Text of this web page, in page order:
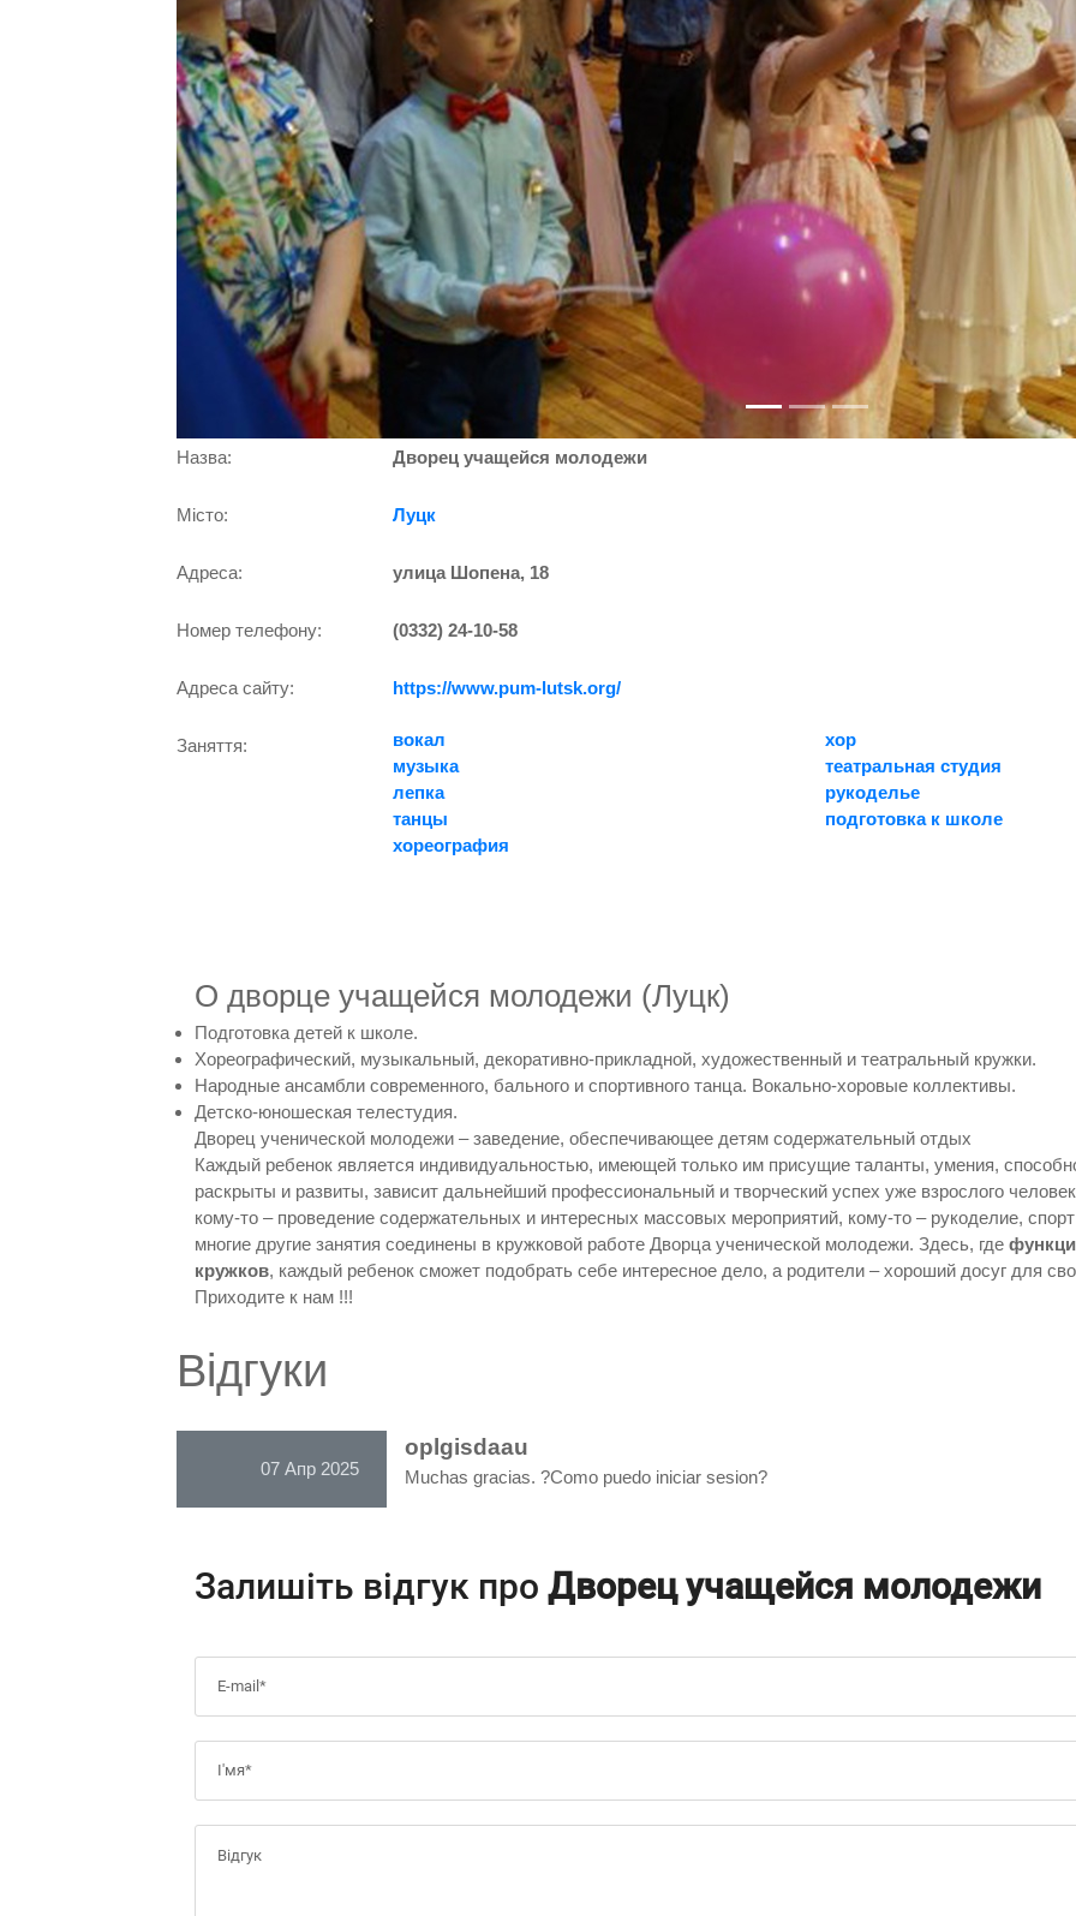
Назва: Дворец учащейся молодежи
Місто: Луцк
Адреса: улица Шопена, 18
Номер телефону: (0332) 24-10-58
Адреса сайту: https://www.pum-lutsk.org/
Заняття: вокал
хор
музыка
театральная студия
лепка
рукоделье
танцы
подготовка к школе
хореография
О дворце учащейся молодежи (Луцк)
Подготовка детей к школе.
Хореографический, музыкальный, декоративно-прикладной, художественный и театральный кружки.
Народные ансамбли современного, бального и спортивного танца. Вокально-хоровые коллективы.
Детско-юношеская телестудия.
Дворец ученической молодежи – заведение, обеспечивающее детям содержательный отдых
Каждый ребенок является индивидуальностью, имеющей только им присущие таланты, умения,
раскрыты и развиты, зависит дальнейший профессиональный и творческий успех уже взрослого
кому-то – проведение содержательных и интересных массовых мероприятий, кому-то – рукоделие,
многие другие занятия соединены в кружковой работе Дворца ученической молодежи. Здесь, где
кружков, каждый ребенок сможет подобрать себе интересное дело, а родители – хороший досуг для
Приходите к нам !!!
Відгуки
07 Апр 2025
oplgisdaau
Muchas gracias. ?Como puedo iniciar sesion?
Залишіть відгук про Дворец учащейся молодежи